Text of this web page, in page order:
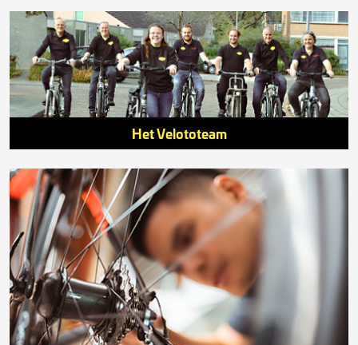
Het Velototeam